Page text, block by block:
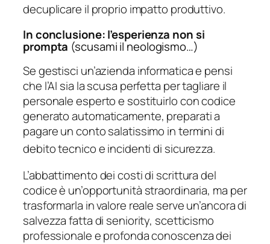
decuplicare il proprio impatto produttivo.
In conclusione: l’esperienza non si
prompta (scusami il neologismo…)
Se gestisci un’azienda informatica e pensi
che l’AI sia la scusa perfetta per tagliare il
personale esperto e sostituirlo con codice
generato automaticamente, preparati a
pagare un conto salatissimo in termini di
debito tecnico e incidenti di sicurezza.
L’abbattimento dei costi di scrittura del
codice è un’opportunità straordinaria, ma per
trasformarla in valore reale serve un’ancora di
salvezza fatta di seniority, scetticismo
professionale e profonda conoscenza dei